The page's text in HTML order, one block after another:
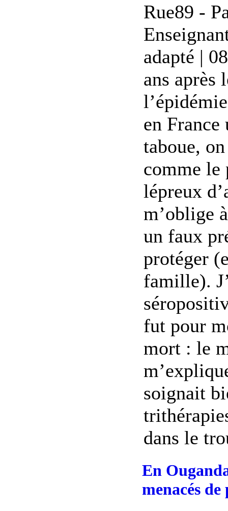
Rue89 -
adapté |
ans après
en France
taboue,
comme le
lépreux
m’oblige
un faux
protéger
famille).
fut pour
mort : le
soignait
dans le
En
menacés